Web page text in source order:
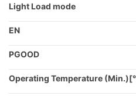
Light Load mode
EN
PGOOD
Operating Temperature